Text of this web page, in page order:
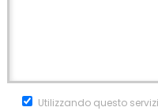
Utilizzando questo